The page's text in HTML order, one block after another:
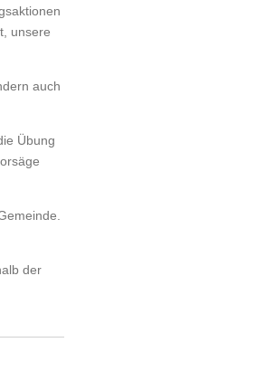
unsere
auch
Übung
der